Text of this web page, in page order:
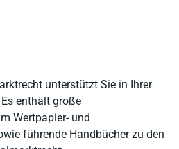
unterstützt Sie in Ihrer
enthält große
Wertpapier- und
führende Handbücher zu den